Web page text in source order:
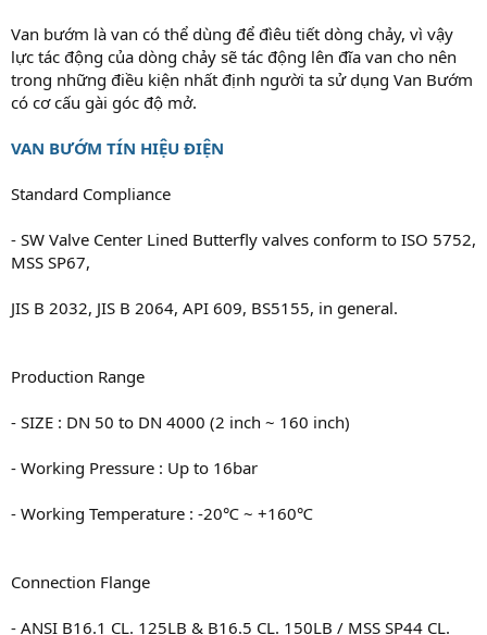
Van bướm là van có thể dùng để đìêu tiết dòng chảy, vì vậy
lực tác động của dòng chảy sẽ tác động lên đĩa van cho nên
trong những điều kiện nhất định người ta sử dụng Van Bướm
có cơ cấu gài góc độ mở.
VAN BƯỚM TÍN HIỆU ĐIỆN
Standard Compliance
- SW Valve Center Lined Butterfly valves conform to ISO 5752,
MSS SP67,
JIS B 2032, JIS B 2064, API 609, BS5155, in general.
Production Range
- SIZE : DN 50 to DN 4000 (2 inch ~ 160 inch)
- Working Pressure : Up to 16bar
- Working Temperature : -20℃ ~ +160℃
Connection Flange
- ANSI B16.1 CL. 125LB & B16.5 CL. 150LB / MSS SP44 CL.